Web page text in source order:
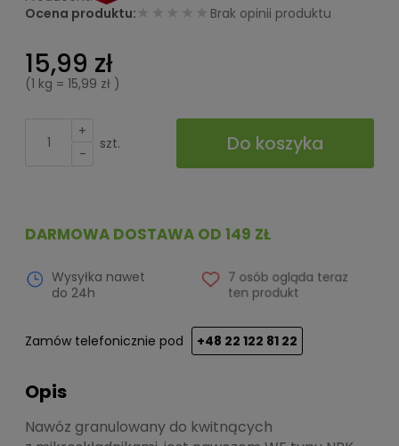
Ocena produktu: ★★★★★ Brak opinii produktu
DARMOWA DOSTAWA OD 149 ZŁ
Wysyłka nawet
do 24h
7 osób ogląda teraz
ten produkt
Zamów telefonicznie pod +48 22 122 81 22
15,99 zł
(1 kg = 15,99 zł )
+
-
szt. Do koszyka
Opis
Nawóz granulowany do kwitnących